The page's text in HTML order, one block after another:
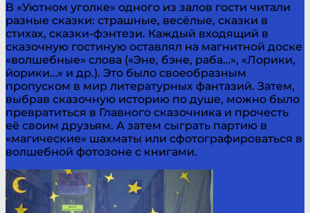
В «Уютном уголке» одного из залов гости читали
разные сказки: страшные, весёлые, сказки в
стихах, сказки-фэнтези. Каждый входящий в
сказочную гостиную оставлял на магнитной доске
«волшебные» слова («Эне, бэне, раба…», «Лорики,
йорики…» и др.). Это было своеобразным
пропуском в мир литературных фантазий. Затем,
выбрав сказочную историю по душе, можно было
превратиться в Главного сказочника и прочесть
её своим друзьям. А затем сыграть партию в
«магические» шахматы или сфотографироваться в
волшебной фотозоне с книгами.